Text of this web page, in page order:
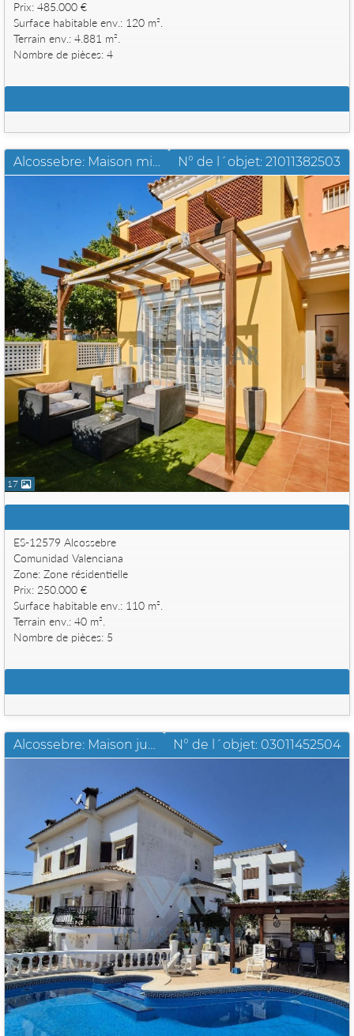
Prix: 485.000 €
Surface habitable env.: 120 m².
Terrain env.: 4.881 m².
Nombre de pièces: 4
Alcossebre: Maison mitoyenne en tres bon etat pres de la mer N° de l´objet: 21011382503
17
ES-12579 Alcossebre
Comunidad Valenciana
Zone: Zone résidentielle
Prix: 250.000 €
Surface habitable env.: 110 m².
Terrain env.: 40 m².
Nombre de pièces: 5
Alcossebre: Maison jumelée avec vue sur la mer dans le centre ville N° de l´objet: 03011452504